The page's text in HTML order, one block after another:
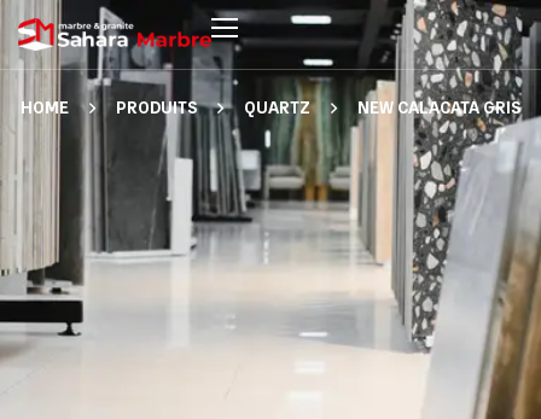
HOME PRODUITS QUARTZ NEW CALACATA GRIS